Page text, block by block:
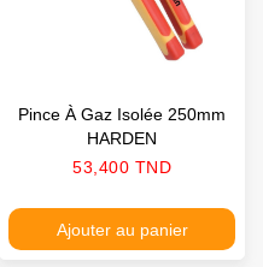
Pince À Gaz Isolée 250mm
HARDEN
Prix
53,400 TND
Ajouter au panier